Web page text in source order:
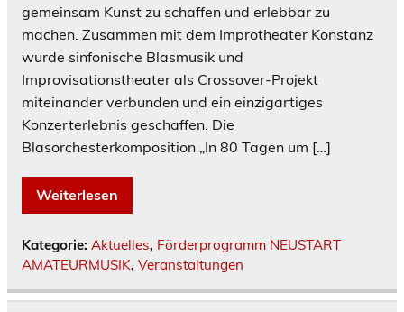
gemeinsam Kunst zu schaffen und erlebbar zu
machen. Zusammen mit dem Improtheater Konstanz
wurde sinfonische Blasmusik und
Improvisationstheater als Crossover-Projekt
miteinander verbunden und ein einzigartiges
Konzerterlebnis geschaffen. Die
Blasorchesterkomposition „In 80 Tagen um […]
Weiterlesen
Kategorie: Aktuelles, Förderprogramm NEUSTART
AMATEURMUSIK, Veranstaltungen